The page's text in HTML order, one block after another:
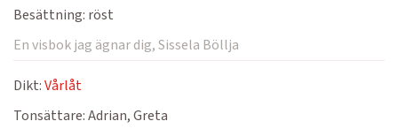
Besättning: röst
En visbok jag ägnar dig, Sissela Böllja
Dikt:Vårlåt
Tonsättare:Adrian, Greta